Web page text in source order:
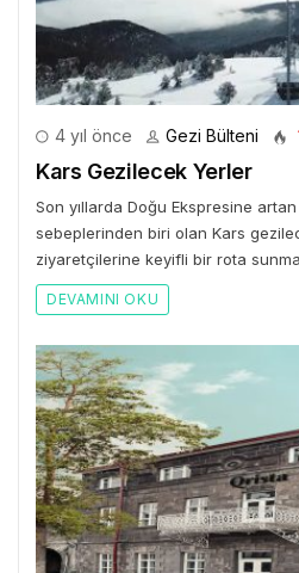
4 yıl önce Gezi Bülteni
Kars Gezilecek Yerler
Son yıllarda Doğu Ekspresine
sebeplerinden biri olan Kars
ziyaretçilerine keyifli bir rota
DEVAMINI OKU